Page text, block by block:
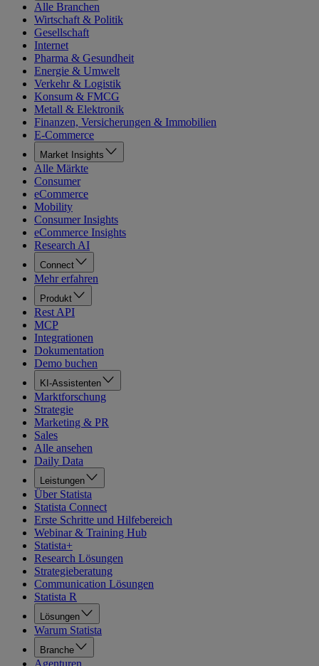
Alle Branchen
Wirtschaft & Politik
Gesellschaft
Internet
Pharma & Gesundheit
Energie & Umwelt
Verkehr & Logistik
Konsum & FMCG
Metall & Elektronik
Finanzen, Versicherungen & Immobilien
E-Commerce
Market Insights
Alle Märkte
Consumer
eCommerce
Mobility
Consumer Insights
eCommerce Insights
Research AI
Connect
Mehr erfahren
Produkt
Rest API
MCP
Integrationen
Dokumentation
Demo buchen
KI-Assistenten
Marktforschung
Strategie
Marketing & PR
Sales
Alle ansehen
Daily Data
Leistungen
Über Statista
Statista Connect
Erste Schritte und Hilfebereich
Webinar & Training Hub
Statista+
Research Lösungen
Strategieberatung
Communication Lösungen
Statista R
Lösungen
Warum Statista
Branche
Agenturen